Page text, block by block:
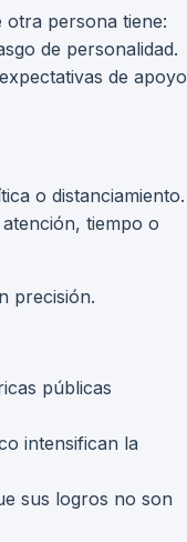
otra persona tiene:
de personalidad.
de apoyo
o distanciamiento.
tiempo o
precisión.
públicas
intensifican la
sus logros no son